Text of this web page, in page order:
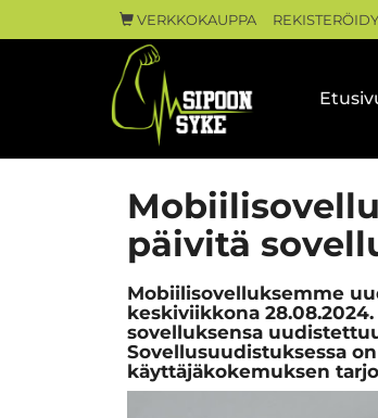
VERKKOKAUPPA REKISTERÖIDY
päivitä
Mobiilisovelluksemme
keskiviikkona
sovelluksensa
Sovellusuudistuksessa
käyttäjäkokemuksen